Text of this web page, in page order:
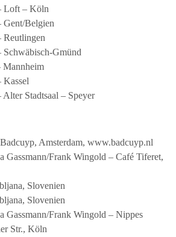
Loft – Köln
Gent/Belgien
Reutlingen
Gmünd
Mannheim
Kassel
Stadtsaal – Speyer
Amsterdam, www.badcuyp.nl
Gassmann/Frank Wingold – Café Tiferet,
Slovenien
Slovenien
Gassmann/Frank Wingold – Nippes
Str., Köln